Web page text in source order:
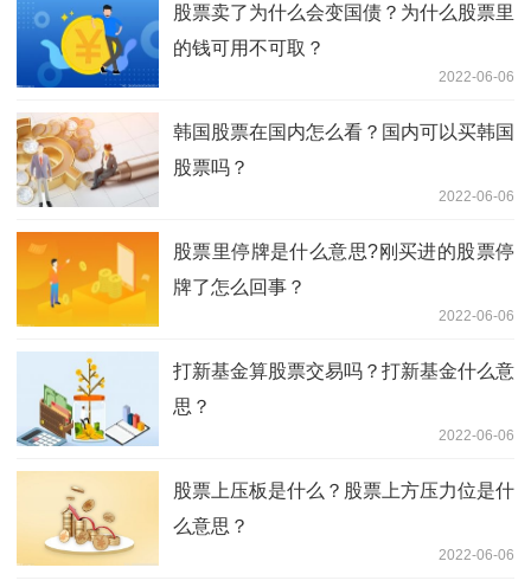
股票卖了为什么会变国债？为什么股票里
的钱可用不可取？
2022-06-06
韩国股票在国内怎么看？国内可以买韩国
股票吗？
2022-06-06
股票里停牌是什么意思?刚买进的股票停
牌了怎么回事？
2022-06-06
打新基金算股票交易吗？打新基金什么意
思？
2022-06-06
股票上压板是什么？股票上方压力位是什
么意思？
2022-06-06